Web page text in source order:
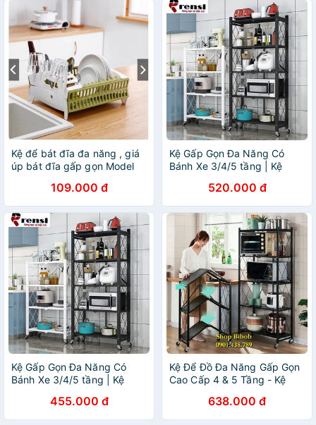
Kệ để bát đĩa đa năng , giá
úp bát đĩa gấp gọn Model
109.000 đ
Kệ Gấp Gọn Đa Năng Có
Bánh Xe 3/4/5 tầng | Kệ
520.000 đ
Kệ Gấp Gọn Đa Năng Có
Bánh Xe 3/4/5 tầng | Kệ
455.000 đ
Kệ Để Đồ Đa Năng Gấp Gọn
Cao Cấp 4 & 5 Tầng - Kệ
638.000 đ